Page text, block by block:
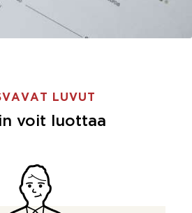
LUVUT
voit luottaa